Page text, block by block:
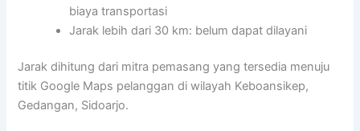
biaya transportasi
Jarak lebih dari 30 km: belum dapat dilayani
Jarak dihitung dari mitra pemasang yang tersedia menuju
titik Google Maps pelanggan di wilayah Keboansikep,
Gedangan, Sidoarjo.